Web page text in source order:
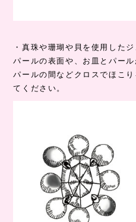
・真珠や珊瑚や貝を使用した
パールの表面や、お皿とパー
パールの間などクロスでほこ
てください。